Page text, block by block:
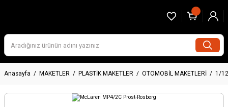
Anasayfa MAKETLER PLASTİK MAKETLER OTOMOBİL MAKETLERİ 1/